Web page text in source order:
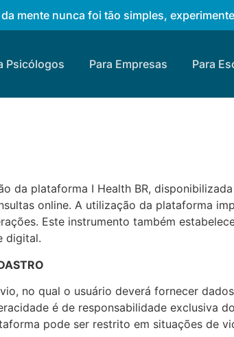
mente nunca foi tão simples,
Psicólogos Para Empresas Para
da plataforma I Health BR,
online. A utilização da plataforma
Este instrumento também
digital.
no qual o usuário deverá fornecer
é de responsabilidade exclusiva
pode ser restrito em situações de